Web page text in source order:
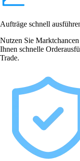
Aufträge schnell
Nutzen Sie
Ihnen schnelle
Trade.